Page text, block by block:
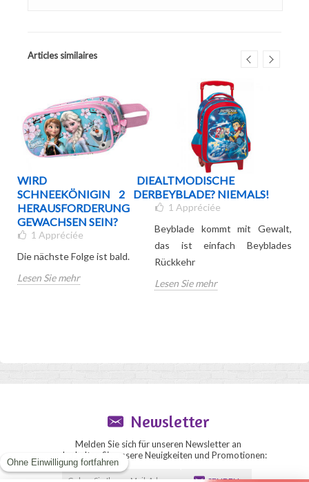
Articles similaires
WIRD DIE
SCHNEEKÖNIGIN 2 DER
HERAUSFORDERUNG
GEWACHSEN SEIN?
1 Appréciée
Die nächste Folge ist bald.
Lesen Sie mehr
ALTMODISCHE
BEYBLADE? NIEMALS!
1 Appréciée
Beyblade kommt mit Gewalt,
das ist einfach Beyblades
Rückkehr
Lesen Sie mehr
Newsletter
Melden Sie sich für unseren Newsletter an
und erhalten Sie unsere Neuigkeiten und Promotionen: